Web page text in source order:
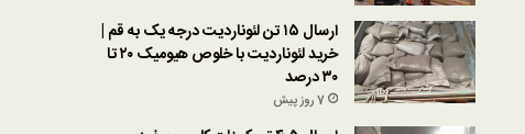
ارسال ۱۵ تن لئوناردیت درجه یک به قم |
خرید لئوناردیت با خلوص هیومیک ۲۰ تا
۳۰ درصد
7 روز پیش